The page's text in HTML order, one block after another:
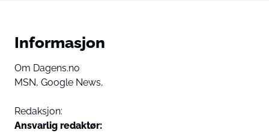
Informasjon
Om Dagens.no
MSN, Google News,
Redaksjon:
Ansvarlig redaktør: